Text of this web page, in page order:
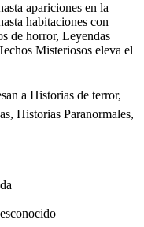
apariciones en la
habitaciones con
de horror, Leyendas
Misteriosos eleva el
a Historias de terror,
Historias Paranormales,